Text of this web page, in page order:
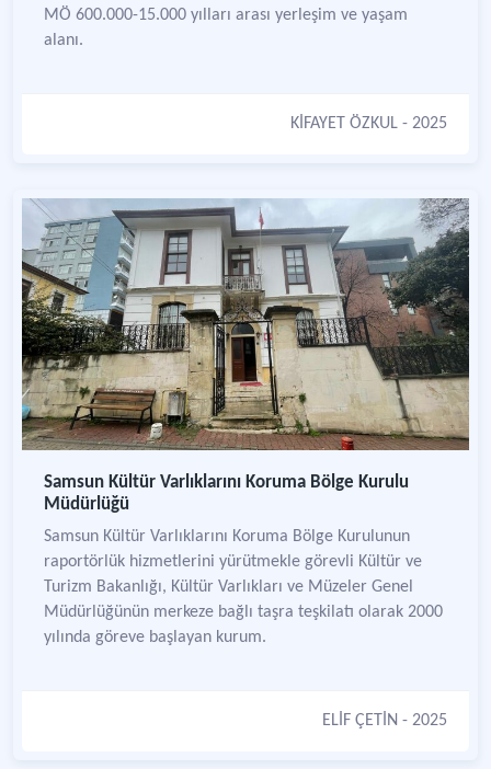
MÖ 600.000-15.000 yılları arası yerleşim ve yaşam
alanı.
KİFAYET ÖZKUL - 2025
Samsun Kültür Varlıklarını Koruma Bölge Kurulu
Müdürlüğü
Samsun Kültür Varlıklarını Koruma Bölge Kurulunun
raportörlük hizmetlerini yürütmekle görevli Kültür ve
Turizm Bakanlığı, Kültür Varlıkları ve Müzeler Genel
Müdürlüğünün merkeze bağlı taşra teşkilatı olarak 2000
yılında göreve başlayan kurum.
ELİF ÇETİN - 2025